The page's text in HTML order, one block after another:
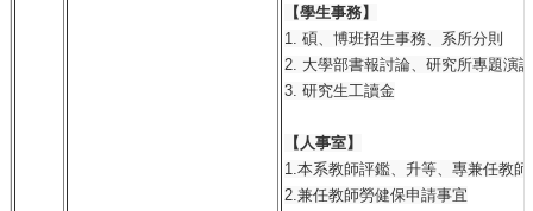
【學生事務】
1. 碩、博班招生事務、系所分則
2. 大學部書報討論、研究所專題演
3. 研究生工讀金
【人事室】
1.本系教師評鑑、升等、專兼任教
2.兼任教師勞健保申請事宜